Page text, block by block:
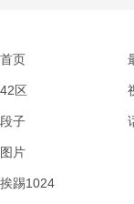
首页
42区
段子
图片
挨踢1024